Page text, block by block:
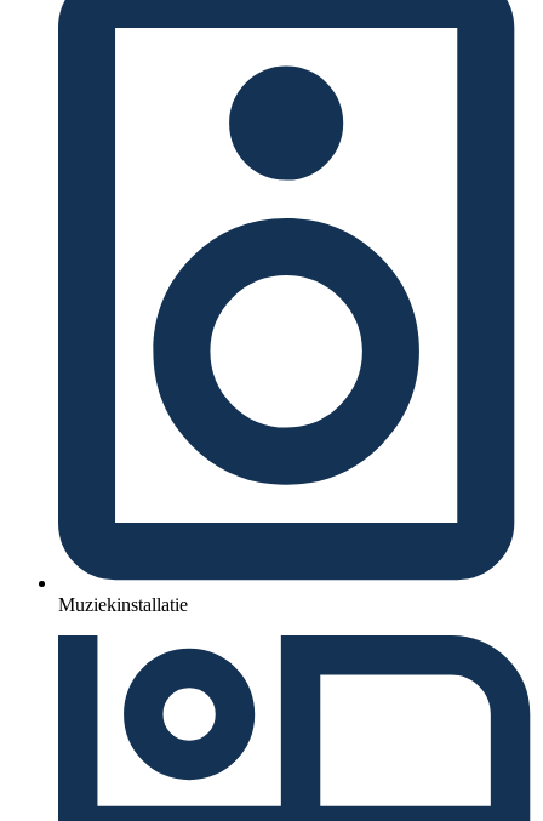
Muziekinstallatie